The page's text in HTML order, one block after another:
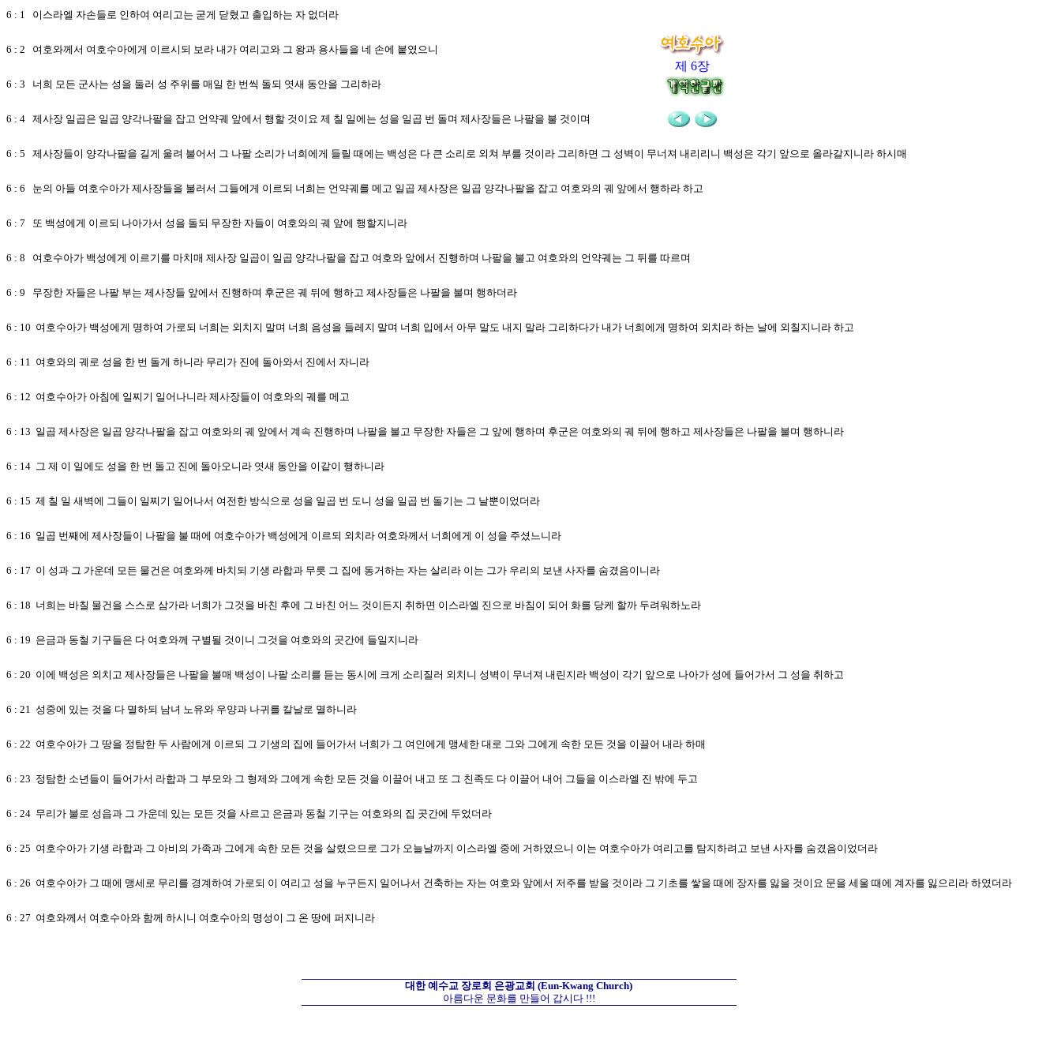
제 6장
6 : 1 이스라엘 자손들로 인하여 여리고는 굳게 닫혔고 출입하는 자 없더라
6 : 2 여호와께서 여호수아에게 이르시되 보라 내가 여리고와 그 왕과 용사들을 네 손에 붙였으니
6 : 3 너희 모든 군사는 성을 둘러 성 주위를 매일 한 번씩 돌되 엿새 동안을 그리하라
6 : 4 제사장 일곱은 일곱 양각나팔을 잡고 언약궤 앞에서 행할 것이요 제 칠 일에는 성을 일곱 번 돌며 제사장들은 나팔을 불 것이며
6 : 5 제사장들이 양각나팔을 길게 울려 불어서 그 나팔 소리가 너희에게 들릴 때에는 백성은 다 큰 소리로 외쳐 부를 것이라 그리하면 그 성벽이 무너져 내리리니 백성은 각기 앞으로 올라갈지니라 하시매
6 : 6 눈의 아들 여호수아가 제사장들을 불러서 그들에게 이르되 너희는 언약궤를 메고 일곱 제사장은 일곱 양각나팔을 잡고 여호와의 궤 앞에서 행하라 하고
6 : 7 또 백성에게 이르되 나아가서 성을 돌되 무장한 자들이 여호와의 궤 앞에 행할지니라
6 : 8 여호수아가 백성에게 이르기를 마치매 제사장 일곱이 일곱 양각나팔을 잡고 여호와 앞에서 진행하며 나팔을 불고 여호와의 언약궤는 그 뒤를 따르며
6 : 9 무장한 자들은 나팔 부는 제사장들 앞에서 진행하며 후군은 궤 뒤에 행하고 제사장들은 나팔을 불며 행하더라
6 : 10 여호수아가 백성에게 명하여 가로되 너희는 외치지 말며 너희 음성을 들레지 말며 너희 입에서 아무 말도 내지 말라 그리하다가 내가 너희에게 명하여 외치라 하는 날에 외칠지니라 하고
6 : 11 여호와의 궤로 성을 한 번 돌게 하니라 무리가 진에 돌아와서 진에서 자니라
6 : 12 여호수아가 아침에 일찌기 일어나니라 제사장들이 여호와의 궤를 메고
6 : 13 일곱 제사장은 일곱 양각나팔을 잡고 여호와의 궤 앞에서 계속 진행하며 나팔을 불고 무장한 자들은 그 앞에 행하며 후군은 여호와의 궤 뒤에 행하고 제사장들은 나팔을 불며 행하니라
6 : 14 그 제 이 일에도 성을 한 번 돌고 진에 돌아오니라 엿새 동안을 이같이 행하니라
6 : 15 제 칠 일 새벽에 그들이 일찌기 일어나서 여전한 방식으로 성을 일곱 번 도니 성을 일곱 번 돌기는 그 날뿐이었더라
6 : 16 일곱 번째에 제사장들이 나팔을 불 때에 여호수아가 백성에게 이르되 외치라 여호와께서 너희에게 이 성을 주셨느니라
6 : 17 이 성과 그 가운데 모든 물건은 여호와께 바치되 기생 라합과 무릇 그 집에 동거하는 자는 살리라 이는 그가 우리의 보낸 사자를 숨겼음이니라
6 : 18 너희는 바칠 물건을 스스로 삼가라 너희가 그것을 바친 후에 그 바친 어느 것이든지 취하면 이스라엘 진으로 바침이 되어 화를 당케 할까 두려워하노라
6 : 19 은금과 동철 기구들은 다 여호와께 구별될 것이니 그것을 여호와의 곳간에 들일지니라
6 : 20 이에 백성은 외치고 제사장들은 나팔을 불매 백성이 나팔 소리를 듣는 동시에 크게 소리질러 외치니 성벽이 무너져 내린지라 백성이 각기 앞으로 나아가 성에 들어가서 그 성을 취하고
6 : 21 성중에 있는 것을 다 멸하되 남녀 노유와 우양과 나귀를 칼날로 멸하니라
6 : 22 여호수아가 그 땅을 정탐한 두 사람에게 이르되 그 기생의 집에 들어가서 너희가 그 여인에게 맹세한 대로 그와 그에게 속한 모든 것을 이끌어 내라 하매
6 : 23 정탐한 소년들이 들어가서 라합과 그 부모와 그 형제와 그에게 속한 모든 것을 이끌어 내고 또 그 친족도 다 이끌어 내어 그들을 이스라엘 진 밖에 두고
6 : 24 무리가 불로 성읍과 그 가운데 있는 모든 것을 사르고 은금과 동철 기구는 여호와의 집 곳간에 두었더라
6 : 25 여호수아가 기생 라합과 그 아비의 가족과 그에게 속한 모든 것을 살렸으므로 그가 오늘날까지 이스라엘 중에 거하였으니 이는 여호수아가 여리고를 탐지하려고 보낸 사자를 숨겼음이었더라
6 : 26 여호수아가 그 때에 맹세로 무리를 경계하여 가로되 이 여리고 성을 누구든지 일어나서 건축하는 자는 여호와 앞에서 저주를 받을 것이라 그 기초를 쌓을 때에 장자를 잃을 것이요 문을 세울 때에 계자를 잃으리라 하였더라
6 : 27 여호와께서 여호수아와 함께 하시니 여호수아의 명성이 그 온 땅에 퍼지니라
대한 예수교 장로회 은광교회 (Eun-Kwang Church)
아름다운 문화를 만들어 갑시다 !!!